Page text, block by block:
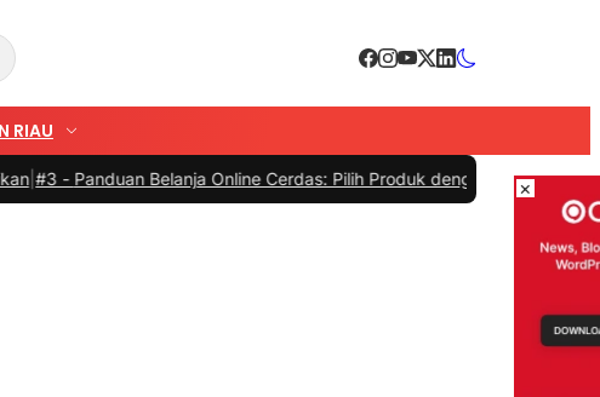
RIAU
Belanja Online Cerdas: Pilih Produk dengan Bijak dan Hindari
×